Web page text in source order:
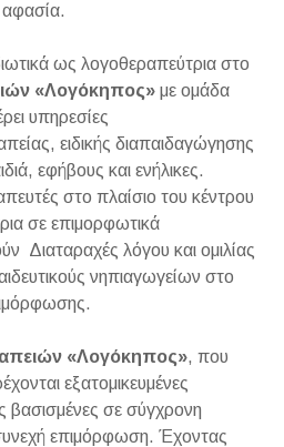
ως λογοθεραπεύτρια στο
«Λογόκηπος» με ομάδα
υπηρεσίες
ειδικής διαπαιδαγώγησης
εφήβους και ενήλικες.
στο πλαίσιο του κέντρου
σε επιμορφωτικά
Διαταραχές λόγου και ομιλίας
νηπιαγωγείων στο
«Λογόκηπος», που
εξατομικευμένες
βασισμένες σε σύγχρονη
επιμόρφωση. Έχοντας